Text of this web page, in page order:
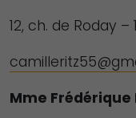
12, ch. de Roday –
Mme Frédérique